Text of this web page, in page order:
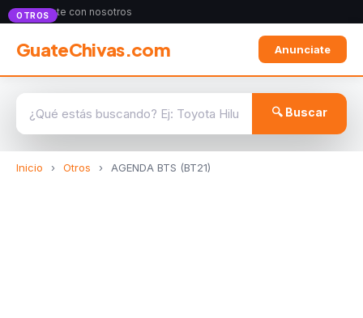
Anunciate con nosotros
GuateChivas.com Anunciate
🔍 Buscar
Inicio › Otros › AGENDA BTS (BT21)
OTROS